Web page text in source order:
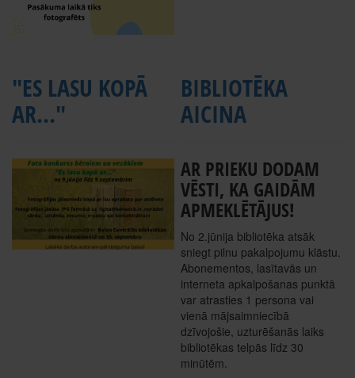
"ES LASU KOPĀ
AR..."
BIBLIOTĒKA
AICINA
AR PRIEKU DODAM
VĒSTI, KA GAIDĀM
APMEKLĒTĀJUS!
No 2.jūnija bibliotēka atsāk
sniegt pilnu pakalpojumu klāstu.
Abonementos, lasītavās un
interneta apkalpošanas punktā
var atrasties 1 persona vai
vienā mājsaimniecībā
dzīvojošie, uzturēšanās laiks
bibliotēkas telpās līdz 30
minūtēm.